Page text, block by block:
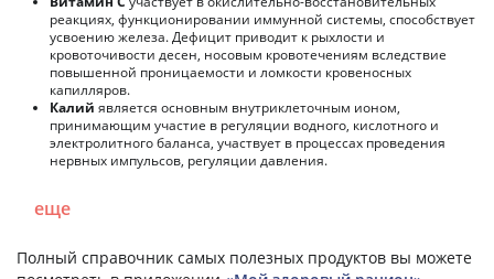
реакциях, функционировании иммунной системы, способствует
усвоению железа. Дефицит приводит к рыхлости и
кровоточивости десен, носовым кровотечениям вследствие
повышенной проницаемости и ломкости кровеносных
капилляров.
Калий является основным внутриклеточным ионом,
принимающим участие в регуляции водного, кислотного и
электролитного баланса, участвует в процессах проведения
нервных импульсов, регуляции давления.
еще
Полный справочник самых полезных продуктов вы можете